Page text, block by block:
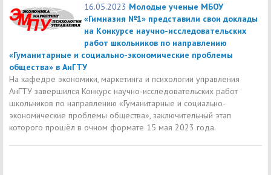
16.05.2023 Молодые ученые МБОУ
«Гимназия №1» представили свои доклады
на Конкурсе научно-исследовательских
работ школьников по направлению
«Гуманитарные и социально-экономические проблемы
общества» в АнГТУ
На кафедре экономики, маркетинга и психологии управления
АнГТУ завершился Конкурс научно-исследовательских работ
школьников по направлению «Гуманитарные и социально-
экономические проблемы общества», заключительный этап
которого прошёл в очном формате 15 мая 2023 года.